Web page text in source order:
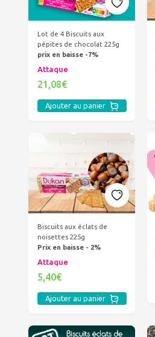
Lot de 4 Biscuits aux
pépites de chocolat 225g
prix en baisse -7%
Attaque
21,08€
Ajouter au panier
Biscuits aux éclats de
noisettes 225g
Prix en baisse - 2%
Attaque
5,40€
Ajouter au panier